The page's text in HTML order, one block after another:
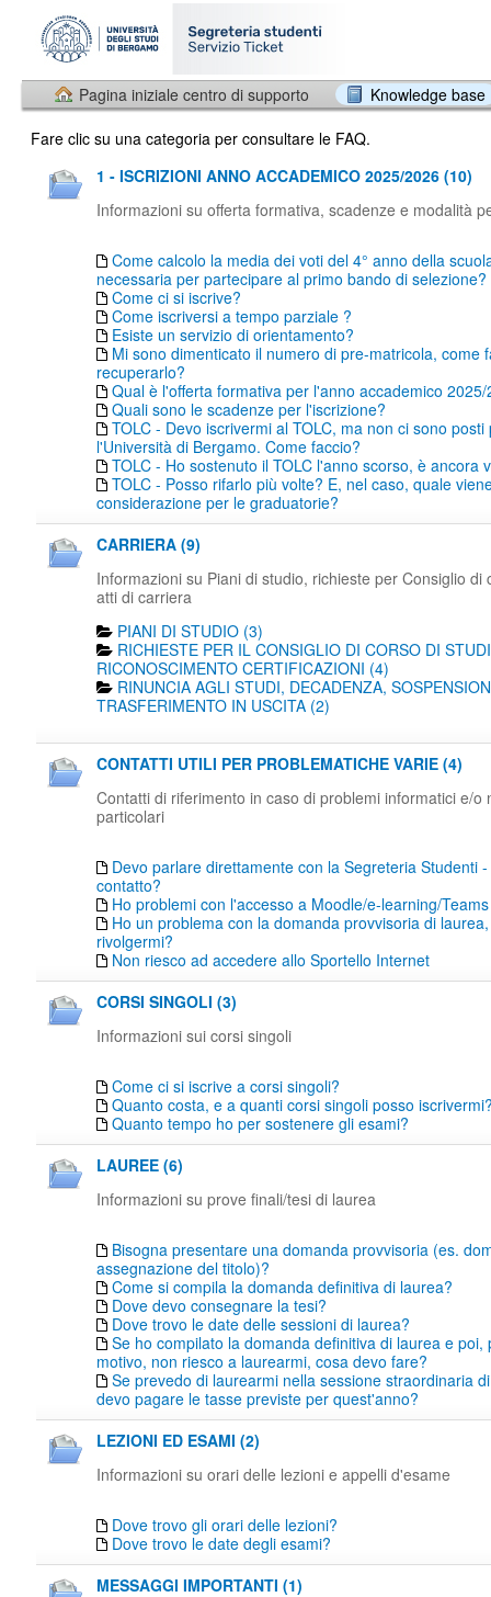
Pagina iniziale centro di supporto
Knowledge base
Fare clic su una categoria per consultare le FAQ.
1 - ISCRIZIONI ANNO ACCADEMICO 2025/2026 (10)
Informazioni su offerta formativa, scadenze e modalità
Come calcolo la media dei voti del 4° anno della
necessaria per partecipare al primo bando di selezione?
Come ci si iscrive?
Come iscriversi a tempo parziale ?
Esiste un servizio di orientamento?
Mi sono dimenticato il numero di pre-matricola, come
recuperarlo?
Qual è l'offerta formativa per l'anno accademico
Quali sono le scadenze per l'iscrizione?
TOLC - Devo iscrivermi al TOLC, ma non ci sono posti
l'Università di Bergamo. Come faccio?
TOLC - Ho sostenuto il TOLC l'anno scorso, è ancora
TOLC - Posso rifarlo più volte? E, nel caso, quale
considerazione per le graduatorie?
CARRIERA (9)
Informazioni su Piani di studio, richieste per Consiglio di
atti di carriera
PIANI DI STUDIO (3)
RICHIESTE PER IL CONSIGLIO DI CORSO DI
RICONOSCIMENTO CERTIFICAZIONI (4)
RINUNCIA AGLI STUDI, DECADENZA,
TRASFERIMENTO IN USCITA (2)
CONTATTI UTILI PER PROBLEMATICHE VARIE (4)
Contatti di riferimento in caso di problemi informatici e/o
particolari
Devo parlare direttamente con la Segreteria Studenti
contatto?
Ho problemi con l'accesso a Moodle/e-learning/Teams
Ho un problema con la domanda provvisoria di
rivolgermi?
Non riesco ad accedere allo Sportello Internet
CORSI SINGOLI (3)
Informazioni sui corsi singoli
Come ci si iscrive a corsi singoli?
Quanto costa, e a quanti corsi singoli posso
Quanto tempo ho per sostenere gli esami?
LAUREE (6)
Informazioni su prove finali/tesi di laurea
Bisogna presentare una domanda provvisoria (es.
assegnazione del titolo)?
Come si compila la domanda definitiva di laurea?
Dove devo consegnare la tesi?
Dove trovo le date delle sessioni di laurea?
Se ho compilato la domanda definitiva di laurea e poi,
motivo, non riesco a laurearmi, cosa devo fare?
Se prevedo di laurearmi nella sessione straordinaria
devo pagare le tasse previste per quest'anno?
LEZIONI ED ESAMI (2)
Informazioni su orari delle lezioni e appelli d'esame
Dove trovo gli orari delle lezioni?
Dove trovo le date degli esami?
MESSAGGI IMPORTANTI (1)